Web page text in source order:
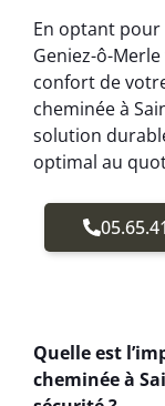
En optant pour
Geniez-ô-
confort de
cheminée à
solution
optimal au
Quelle est
cheminée à